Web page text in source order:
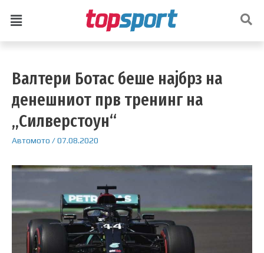
Валтери Ботас беше најбрз на
денешниот прв тренинг на
„Силверстоун“
Автомото /07.08.2020